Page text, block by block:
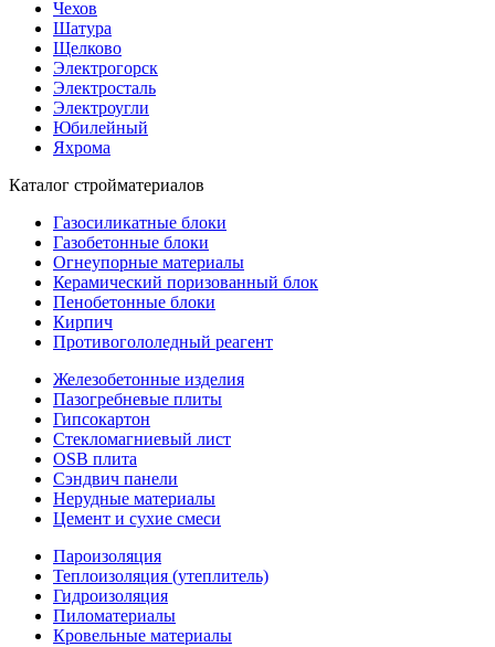
Чехов
Шатура
Щелково
Электрогорск
Электросталь
Электроугли
Юбилейный
Яхрома
Каталог стройматериалов
Газосиликатные блоки
Газобетонные блоки
Огнеупорные материалы
Керамический поризованный блок
Пенобетонные блоки
Кирпич
Противогололедный реагент
Железобетонные изделия
Пазогребневые плиты
Гипсокартон
Стекломагниевый лист
OSB плита
Сэндвич панели
Нерудные материалы
Цемент и сухие смеси
Пароизоляция
Теплоизоляция (утеплитель)
Гидроизоляция
Пиломатериалы
Кровельные материалы